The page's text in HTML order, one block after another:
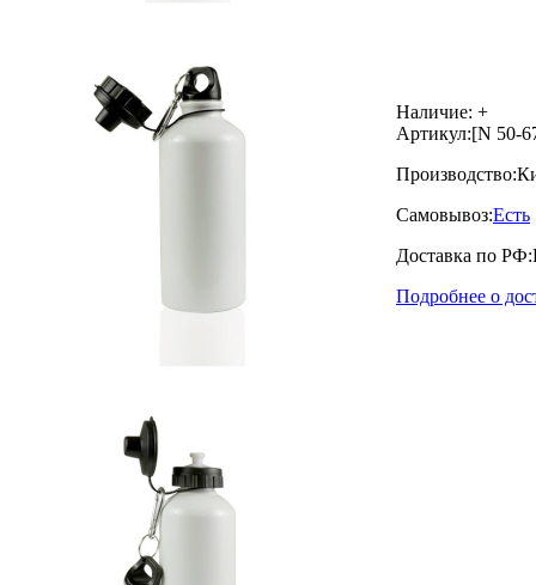
Наличие: +
Артикул:[N 50-
Производство:
Самовывоз:Есть
Доставка по РФ:
Подробнее о